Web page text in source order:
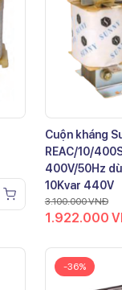
Cuộn kháng
REAC/10/
400V/50Hz
10Kvar 440V
3.100.000VNĐ
1.922.000
-36%